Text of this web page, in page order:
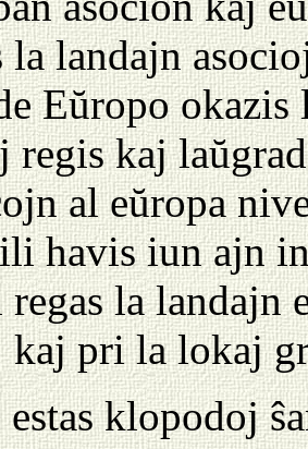
la landajn
Eŭropo okazis
regis kaj
al eŭropa
havis iun ajn
la landajn
kaj pri la lokaj
estas klopodoj